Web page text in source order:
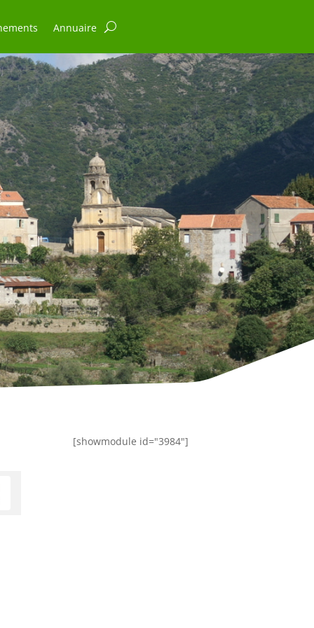
Annuaire
[showmodule id="3984"]